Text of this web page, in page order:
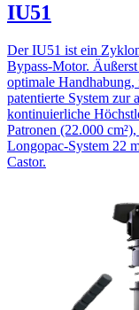
IU51
Der IU51 ist ein
Bypass-Motor.
optimale Handhabung,
patentierte System zur
kontinuierliche
Patronen (22.000
Longopac-System 22
Castor.